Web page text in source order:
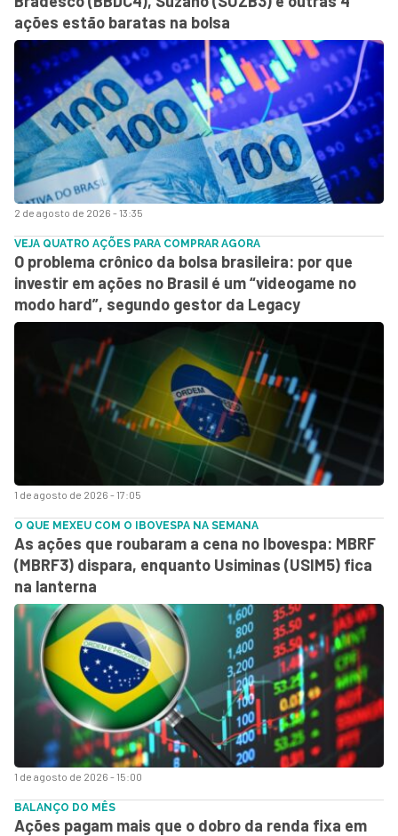
2 de agosto de 2026 - 13:35
ações estão baratas na bolsa
1 de agosto de 2026 - 17:05
VEJA QUATRO AÇÕES PARA COMPRAR AGORA
O problema crônico da bolsa brasileira: por que
investir em ações no Brasil é um “videogame no
modo hard”, segundo gestor da Legacy
1 de agosto de 2026 - 15:00
O QUE MEXEU COM O IBOVESPA NA SEMANA
As ações que roubaram a cena no Ibovespa: MBRF
(MBRF3) dispara, enquanto Usiminas (USIM5) fica
na lanterna
BALANÇO DO MÊS
Ações pagam mais que o dobro da renda fixa em